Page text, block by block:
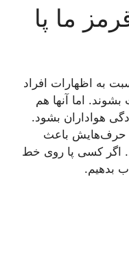
ما پا
به اظهارات افراد
اما آنها هم
هواداران بشود.
حرف‌هایش باعث
اگر کسی پا روی خط
بدهیم.